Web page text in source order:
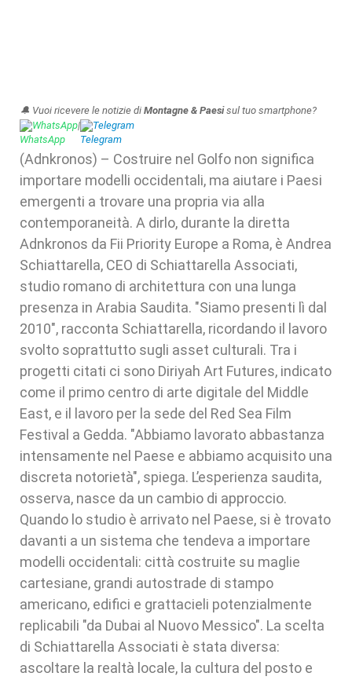
🔔 Vuoi ricevere le notizie di Montagne & Paesisul tuo smartphone?
WhatsApp| Telegram
(Adnkronos) – Costruire nel Golfo non significa
importare modelli occidentali, ma aiutare i Paesi
emergenti a trovare una propria via alla
contemporaneità. A dirlo, durante la diretta
Adnkronos da Fii Priority Europe a Roma, è Andrea
Schiattarella, CEO di Schiattarella Associati,
studio romano di architettura con una lunga
presenza in Arabia Saudita. "Siamo presenti lì dal
2010", racconta Schiattarella, ricordando il lavoro
svolto soprattutto sugli asset culturali. Tra i
progetti citati ci sono Diriyah Art Futures, indicato
come il primo centro di arte digitale del Middle
East, e il lavoro per la sede del Red Sea Film
Festival a Gedda. "Abbiamo lavorato abbastanza
intensamente nel Paese e abbiamo acquisito una
discreta notorietà", spiega. L’esperienza saudita,
osserva, nasce da un cambio di approccio.
Quando lo studio è arrivato nel Paese, si è trovato
davanti a un sistema che tendeva a importare
modelli occidentali: città costruite su maglie
cartesiane, grandi autostrade di stampo
americano, edifici e grattacieli potenzialmente
replicabili "da Dubai al Nuovo Messico". La scelta
di Schiattarella Associati è stata diversa:
ascoltare la realtà locale, la cultura del posto e